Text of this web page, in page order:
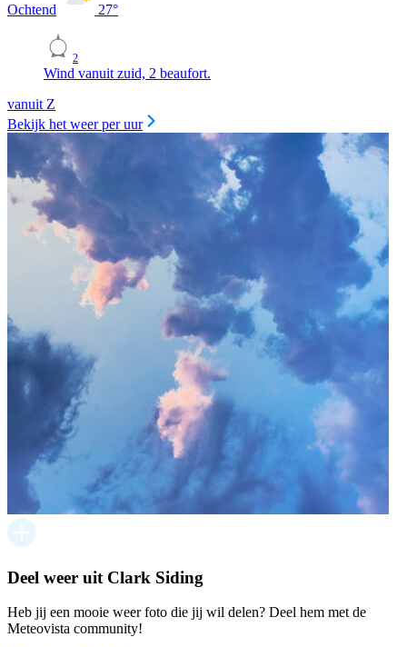
Ochtend 27°
2
Wind vanuit zuid, 2 beaufort.
vanuit Z
Bekijk het weer per uur
Deel weer uit Clark Siding
Heb jij een mooie weer foto die jij wil delen? Deel hem met de
Meteovista community!